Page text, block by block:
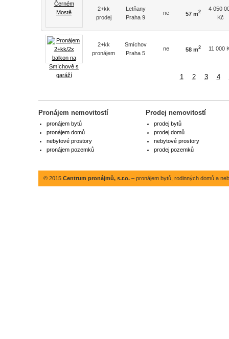
2+kk
prodej
Letňany
Praha 9
ne 57 m2
4 050
Kč
2+kk
pronájem
Smíchov
Praha 5
ne 58 m2 11 000
1 2 3 4
Pronájem nemovitostí
pronájem bytů
pronájem domů
nebytové prostory
pronájem pozemků
Prodej nemovitostí
prodej bytů
prodej domů
nebytové prostory
prodej pozemků
© 2015 Centrum pronájmů, s.r.o.– pronájem bytů, rodinných domů a